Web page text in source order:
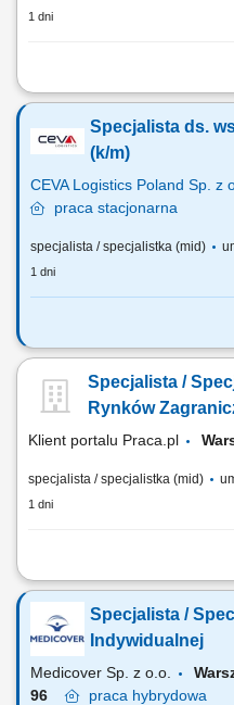
1 dni
Opis stanowiska Nawiązywanie
regularnego kontaktu z obecnymi
wysokiego standardu obsługi.
Specjalista ds.
(k/m)
CEVA Logistics Poland Sp. z
praca stacjonarna
specjalista / specjalistka (mid)
1 dni
Główne zadania:
Przygotowywanie statystyk oraz
Obsługa zapytań klientów oraz
Specjalista /
Rynków
Klient portalu Praca.pl
specjalista / specjalistka (mid)
1 dni
Aktywne pozyskiwanie nowych
handlowych na rynkach
obecnymi klientami i budowanie
Przygotowywanie ofert
klientami w języku obcym.
Specjalista /
Indywidualnej
Medicover Sp. z o.o.
96
praca hybrydowa